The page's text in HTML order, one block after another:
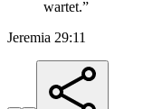
wartet.”
Jeremia 29:11